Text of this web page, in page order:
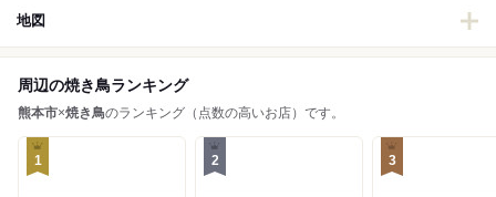
地図
周辺の焼き鳥ランキング
熊本市×焼き鳥のランキング（点数の高いお店）です。
1 2 3